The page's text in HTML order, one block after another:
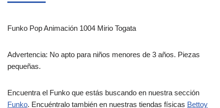
Funko Pop Animación 1004 Mirio Togata
Advertencia: No apto para niños menores de 3 años. Piezas
pequeñas.
Encuentra el Funko que estás buscando en nuestra sección
Funko. Encuéntralo también en nuestras tiendas físicas Bettoy